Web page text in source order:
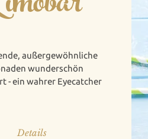
außergewöhnliche
wunderschön
- ein wahrer Eyecatcher
Details